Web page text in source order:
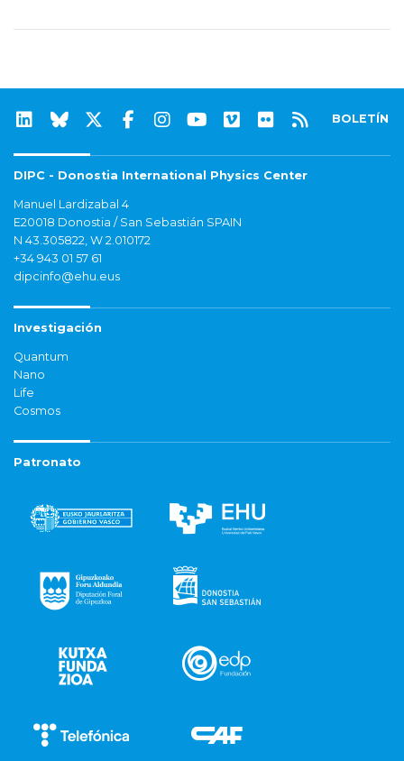
BOLETÍN
DIPC - Donostia International Physics Center
Manuel Lardizabal 4
E20018 Donostia / San Sebastián SPAIN
N 43.305822, W 2.010172
+34 943 01 57 61
dipcinfo@ehu.eus
Investigación
Quantum
Nano
Life
Cosmos
Patronato